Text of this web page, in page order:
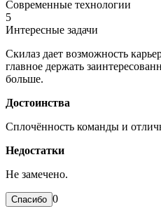
Современные технологии
5
Интересные задачи
Скилаз дает возможность
главное держать
больше.
Достоинства
Сплочённость команды и
Недостатки
Не замечено.
0